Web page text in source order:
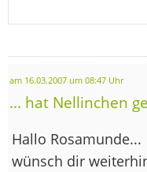
am 16.03.2007 um 08:47 Uhr
... hat Nellinchen
Hallo Rosamunde...
wünsch dir